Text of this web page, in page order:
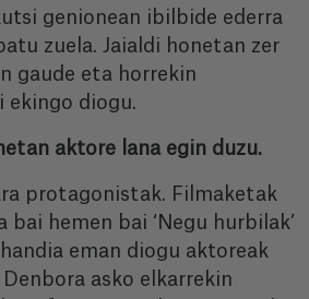
genionean ibilbide ederra
zuela. Jaialdi honetan zer
gaude eta horrekin
ekingo diogu.
aktore lana egin duzu.
protagonistak. Filmaketak
hemen bai ‘Negu hurbilak’
eman diogu aktoreak
asko elkarrekin